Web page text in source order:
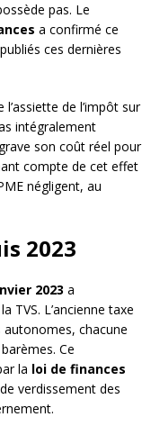
pas. Le
a confirmé ce
ces dernières
de l’impôt sur
intégralement
son coût réel pour
compte de cet effet
négligent, au
2023
2023 a
TVS. L’ancienne taxe
chacune
Ce
la loi de finances
verdissement des